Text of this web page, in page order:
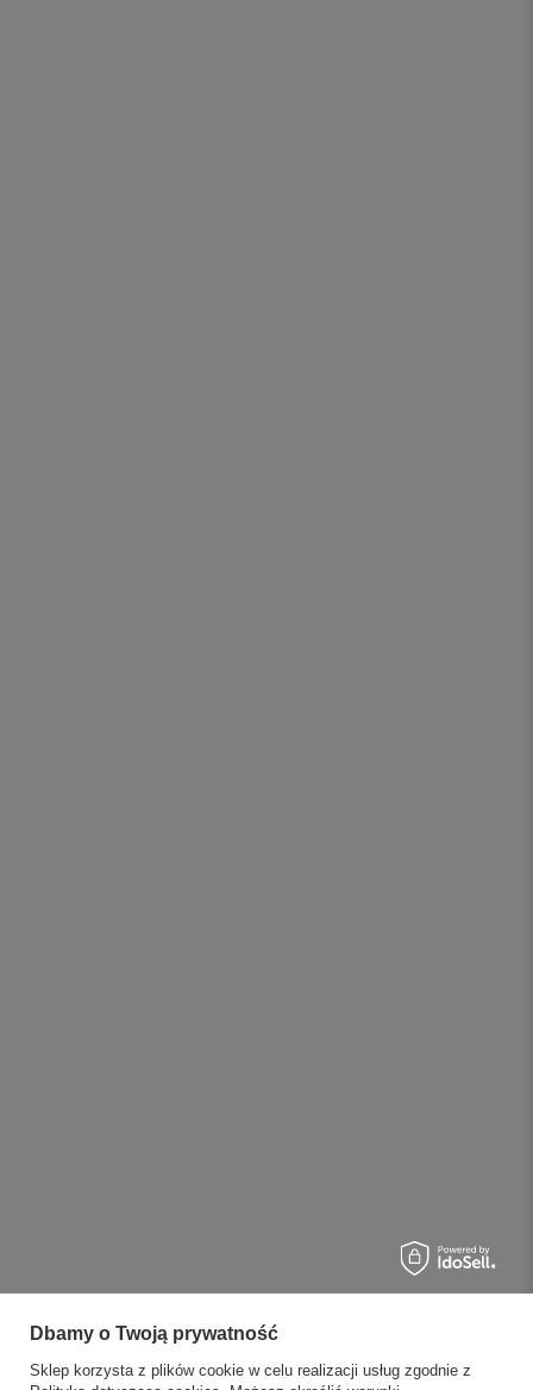
Dbamy o Twoją prywatność
Sklep korzysta z plików cookie w celu realizacji usług zgodnie z